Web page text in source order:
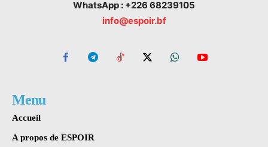
WhatsApp : +226 68239105
info@espoir.bf
Menu
Accueil
A propos de ESPOIR